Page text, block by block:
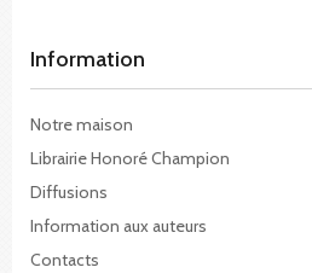
Information
Notre maison
Librairie Honoré Champion
Diffusions
Information aux auteurs
Contacts